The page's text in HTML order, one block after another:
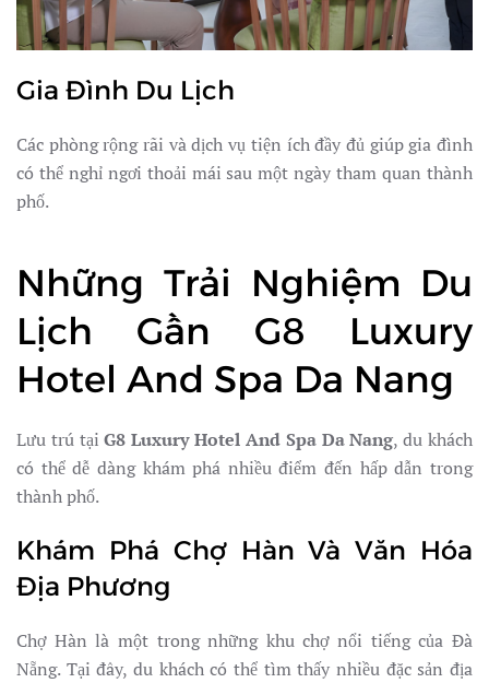
Gia Đình Du Lịch
Các phòng rộng rãi và dịch vụ tiện ích đầy đủ giúp gia đình
có thể nghỉ ngơi thoải mái sau một ngày tham quan thành
phố.
Những Trải Nghiệm Du
Lịch Gần G8 Luxury
Hotel And Spa Da Nang
Lưu trú tạiG8 Luxury Hotel And Spa Da Nang, du khách
có thể dễ dàng khám phá nhiều điểm đến hấp dẫn trong
thành phố.
Khám Phá Chợ Hàn Và Văn Hóa
Địa Phương
Chợ Hàn là một trong những khu chợ nổi tiếng của Đà
Nẵng. Tại đây, du khách có thể tìm thấy nhiều đặc sản địa